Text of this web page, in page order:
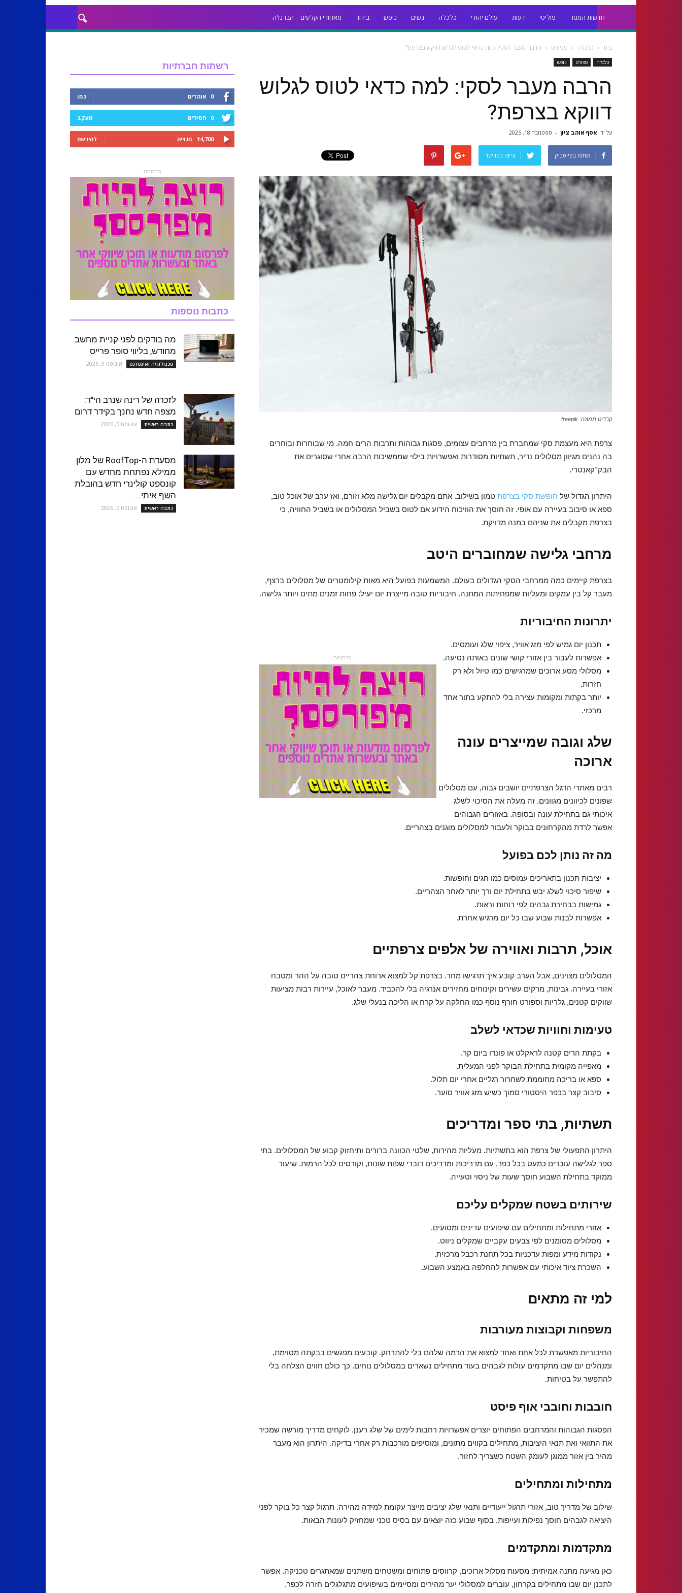
חדשות המגזר פוליטי דעות עולם יהודי כלכלה נשים נופש בידור מאחורי הקלעים – הברנז'ה
בית כלכלה ספורט הרבה מעבר לסקי: למה כדאי לטוס לגלוש דווקא בצרפת?
כלכלה ספורט נופש
הרבה מעבר לסקי: למה כדאי לטוס לגלוש
דווקא בצרפת?
על ידי אסף אוהב ציון - ספטמבר 18, 2025
שתפו בפייסבוק צייצו בטוויטר
קרדיט תמונה: freepik
צרפת היא מעצמת סקי שמחברת בין מרחבים עצומים, פסגות גבוהות ותרבות הרים חמה. מי שבוחרות ובוחרים
בה נהנים מגיוון מסלולים נדיר, תשתיות מסודרות ואפשרויות בילוי שממשיכות הרבה אחרי שסוגרים את
הבק־קאנטרי.
היתרון הגדול של חופשת סקי בצרפת טמון בשילוב. אתם מקבלים יום גלישה מלא וזורם, ואז ערב של אוכל טוב,
ספא או סיבוב בעיירה עם אופי. זה חוסך את הוויכוח הידוע אם לטוס בשביל המסלולים או בשביל החוויה, כי
בצרפת מקבלים את שניהם במנה מדויקת.
מרחבי גלישה שמחוברים היטב
בצרפת קיימים כמה ממרחבי הסקי הגדולים בעולם. המשמעות בפועל היא מאות קילומטרים של מסלולים ברצף,
מעבר קל בין עמקים ומעליות שמפחיתות המתנה. חיבוריות טובה מייצרת יום יעיל: פחות זמנים מתים ויותר גלישה.
יתרונות החיבוריות
תכנון יום גמיש לפי מזג אוויר, ציפוי שלג ועומסים.
אפשרות לעבור בין אזורי קושי שונים באותה נסיעה.
- פרסומת -
מסלולי מסע ארוכים שמרגישים כמו טיול ולא רק
חזרות.
יותר בקתות ומקומות עצירה בלי להתקע בתור אחד
מרכזי.
שלג וגובה שמייצרים עונה
ארוכה
רבים מאתרי הדגל הצרפתיים יושבים גבוה, עם מסלולים
שפונים לכיוונים מגוונים. זה מעלה את הסיכוי לשלג
איכותי גם בתחילת עונה ובסופה. באזורים הגבוהים
אפשר לרדת מהקרחונים בבוקר ולעבור למסלולים מוגנים בצהריים.
מה זה נותן לכם בפועל
יציבות תכנון בתאריכים עמוסים כמו חגים וחופשות.
שיפור סיכוי לשלג יבש בתחילת יום ורך יותר לאחר הצהריים.
גמישות בבחירת גבהים לפי רוחות וראות.
אפשרות לבנות שבוע שבו כל יום מרגיש אחרת.
אוכל, תרבות ואווירה של אלפים צרפתיים
המסלולים מצוינים, אבל הערב קובע איך תרגישו מחר. בצרפת קל למצוא ארוחת צהריים טובה על ההר ומטבח
אזורי בעיירה. גבינות, מרקים עשירים וקינוחים מחזירים אנרגיה בלי להכביד. מעבר לאוכל, עיירות רבות מציעות
שווקים קטנים, גלריות וספורט חורף נוסף כמו החלקה על קרח או הליכה בנעלי שלג.
טעימות וחוויות שכדאי לשלב
בקתת הרים קטנה לראקלט או פונדו ביום קר.
מאפייה מקומית בתחילת הבוקר לפני המעלית.
ספא או בריכה מחוממת לשחרור רגליים אחרי יום תלול.
סיבוב קצר בכפר היסטורי סמוך כשיש מזג אוויר סוער.
תשתיות, בתי ספר ומדריכים
היתרון התפעולי של צרפת הוא בתשתיות. מעליות מהירות, שלטי הכוונה ברורים ותיחזוק קבוע של המסלולים. בתי
ספר לגלישה עובדים כמעט בכל כפר, עם מדריכות ומדריכים דוברי שפות שונות, וקורסים לכל הרמות. שיעור
ממוקד בתחילת השבוע חוסך שעות של ניסוי וטעייה.
שירותים בשטח שמקלים עליכם
אזורי מתחילות ומתחילים עם שיפועים עדינים ומסועים.
מסלולים מסומנים לפי צבעים עקביים שמקלים ניווט.
נקודות מידע ומפות עדכניות בכל תחנת רכבל מרכזית.
השכרת ציוד איכותי עם אפשרות להחלפה באמצע השבוע.
למי זה מתאים
משפחות וקבוצות מעורבות
החיבוריות מאפשרת לכל אחת ואחד למצוא את הרמה שלהם בלי להתרחק. קובעים מפגשים בבקתה מסוימת,
ומנהלים יום שבו מתקדמים עולות לגבהים בעוד מתחילים נשארים במסלולים נוחים. כך כולם חווים הצלחה בלי
להתפשר על בטיחות.
חובבות וחובבי אוף פיסט
הפסגות הגבוהות והמרחבים הפתוחים יוצרים אפשרויות רחבות לימים של שלג רענן. לוקחים מדריך מורשה שמכיר
את התוואי ואת תנאי היציבות, מתחילים בקווים מתונים, ומוסיפים מורכבות רק אחרי בדיקה. היתרון הוא מעבר
מהיר בין אזור ממוגן לעומק השטח כשצריך לחזור.
מתחילות ומתחילים
שילוב של מדריך טוב, אזורי תרגול ייעודיים ותנאי שלג יציבים מייצר עקומת למידה מהירה. תרגול קצר כל בוקר לפני
היציאה לגבהים חוסך נפילות ועייפות. בסוף שבוע כזה יוצאים עם בסיס טכני שמחזיק לעונות הבאות.
מתקדמות ומתקדמים
כאן מגיעה מתנה אמיתית: מסעות מסלול ארוכים, קרווסים פתוחים ומשטחים משתנים שמאתגרים טכניקה. אפשר
לתכנן יום שבו מתחילים בקרחון, עוברים למסלולי יער מהירים ומסיימים בשיפועים מתגלגלים חזרה לכפר.
רשתות חברתיות
0 אוהדים כמו
0 חסידים מעקב
14,700 מנויים להירשם
- פרסומת -
כתבות נוספות
מה בודקים לפני קניית מחשב
מחודש, בליווי סופר פרייס
טכנולוגיה ואינטרנט אוגוסט 9, 2026
לזכרה של רינה שנרב הי"ד:
מצפה חדש נחנך בקידר דרום
כתבה ראשית אוגוסט 5, 2026
מסעדת ה-RoofTop של מלון
ממילא נפתחת מחדש עם
קונספט קולינרי חדש בהובלת
השף איתי...
כתבה ראשית אוגוסט 5, 2026